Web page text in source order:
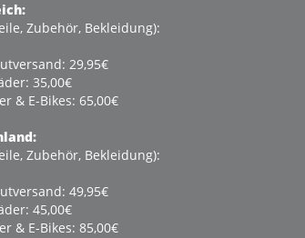
Zubehör, Bekleidung):
29,95€
35,00€
& E-Bikes: 65,00€
Zubehör, Bekleidung):
49,95€
45,00€
& E-Bikes: 85,00€